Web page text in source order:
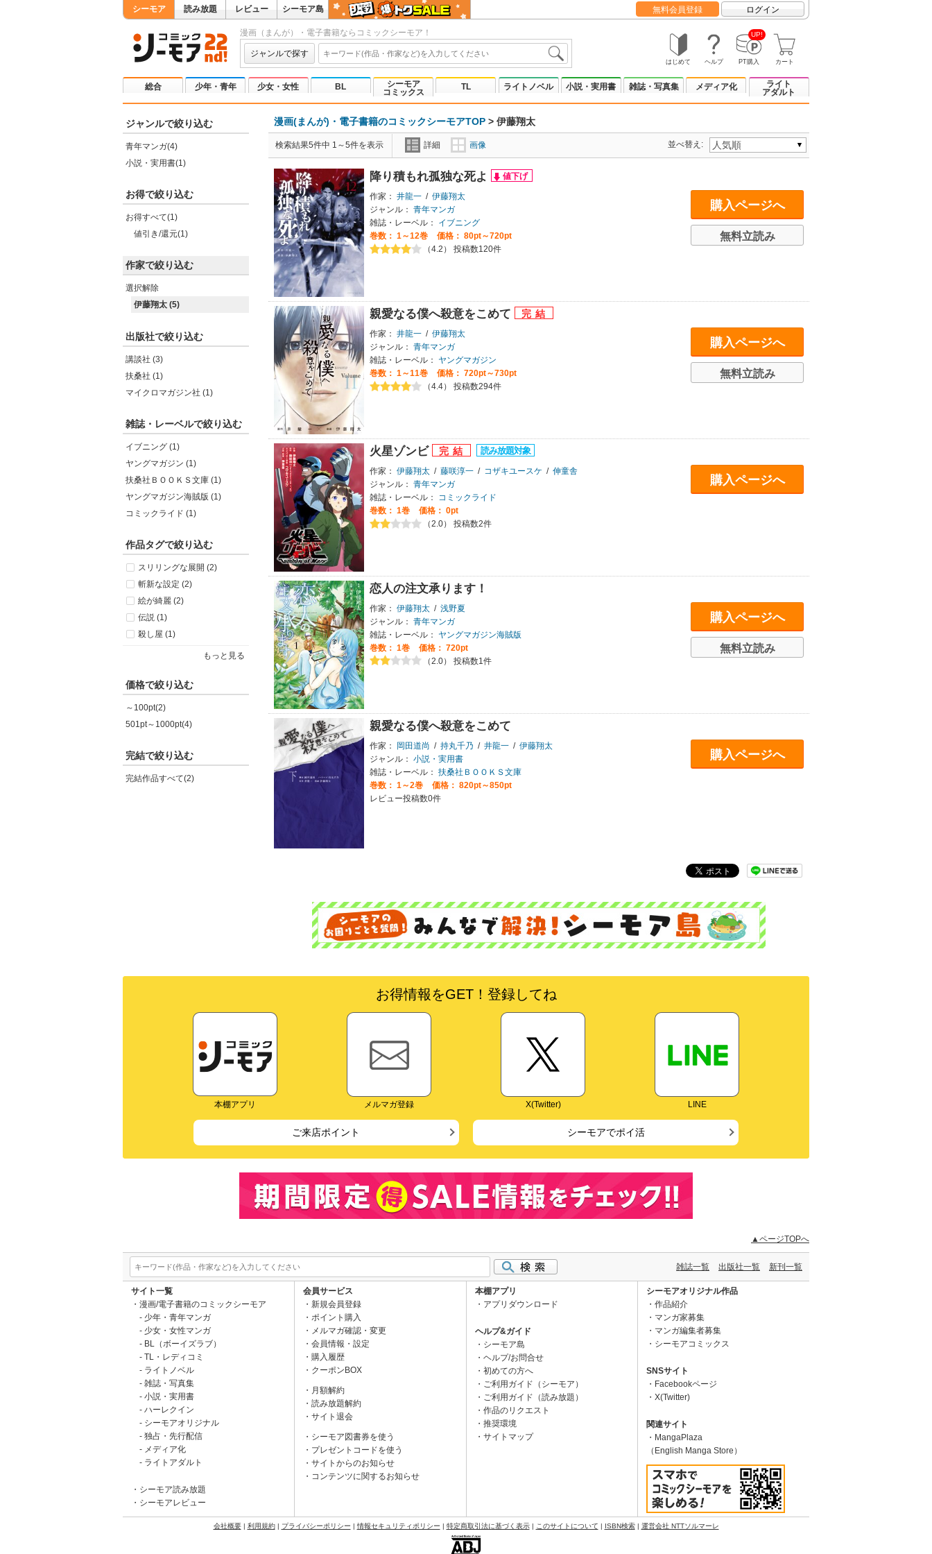
シーモア 読み放題 レビュー シーモア島 無料会員登録 ログイン
漫画（まんが）・電子書籍ならコミックシーモア！
ジャンルで探す
はじめて ヘルプ
UP!
PT購入 カート
総合 少年・青年 少女・女性 BL
シーモア
コミックス
TL ライトノベル 小説・実用書 雑誌・写真集 メディア化
ライト
アダルト
ジャンルで絞り込む
青年マンガ(4)
小説・実用書(1)
お得で絞り込む
お得すべて(1)
値引き/還元(1)
作家で絞り込む
選択解除
伊藤翔太 (5)
出版社で絞り込む
講談社 (3)
扶桑社 (1)
マイクロマガジン社 (1)
雑誌・レーベルで絞り込む
イブニング (1)
ヤングマガジン (1)
扶桑社ＢＯＯＫＳ文庫 (1)
ヤングマガジン海賊版 (1)
コミックライド (1)
作品タグで絞り込む
スリリングな展開 (2)
斬新な設定 (2)
絵が綺麗 (2)
伝説 (1)
殺し屋 (1)
もっと見る
価格で絞り込む
～100pt(2)
501pt～1000pt(4)
完結で絞り込む
完結作品すべて(2)
漫画(まんが)・電子書籍のコミックシーモアTOP > 伊藤翔太
検索結果5件中 1～5件を表示 詳細 画像 並べ替え:
降り積もれ孤独な死よ
作家： 井龍一 / 伊藤翔太
ジャンル： 青年マンガ
雑誌・レーベル：
イブニング
巻数： 1～12巻
価格： 80pt～720pt
（4.2） 投稿数120件
購入ページへ
無料立読み
親愛なる僕へ殺意をこめて
作家： 井龍一 / 伊藤翔太
ジャンル： 青年マンガ
雑誌・レーベル：
ヤングマガジン
巻数： 1～11巻
価格： 720pt～730pt
（4.4） 投稿数294件
購入ページへ
無料立読み
火星ゾンビ
作家： 伊藤翔太 / 藤咲淳一 / コザキユースケ / 伸童舎
ジャンル： 青年マンガ
雑誌・レーベル：
コミックライド
巻数： 1巻
価格： 0pt
（2.0） 投稿数2件
購入ページへ
恋人の注文承ります！
作家： 伊藤翔太 / 浅野夏
ジャンル： 青年マンガ
雑誌・レーベル：
ヤングマガジン海賊版
巻数： 1巻
価格： 720pt
（2.0） 投稿数1件
購入ページへ
無料立読み
親愛なる僕へ殺意をこめて
作家： 岡田道尚 / 持丸千乃 / 井龍一 / 伊藤翔太
ジャンル： 小説・実用書
雑誌・レーベル： 扶桑社ＢＯＯＫＳ文庫
巻数： 1～2巻
価格： 820pt～850pt
レビュー投稿数0件
購入ページへ
お得情報をGET！登録してね
本棚アプリ メルマガ登録 X(Twitter) LINE
ご来店ポイント シーモアでポイ活
▲ページTOPへ
雑誌一覧 出版社一覧 新刊一覧
サイト一覧
漫画/電子書籍のコミックシーモア
少年・青年マンガ
少女・女性マンガ
BL（ボーイズラブ）
TL・レディコミ
ライトノベル
雑誌・写真集
小説・実用書
ハーレクイン
シーモアオリジナル
独占・先行配信
メディア化
ライトアダルト
シーモア読み放題
シーモアレビュー
会員サービス
新規会員登録
ポイント購入
メルマガ確認・変更
会員情報・設定
購入履歴
クーポンBOX
月額解約
読み放題解約
サイト退会
シーモア図書券を使う
プレゼントコードを使う
サイトからのお知らせ
コンテンツに関するお知らせ
本棚アプリ
アプリダウンロード
ヘルプ&ガイド
シーモア島
ヘルプ/お問合せ
初めての方へ
ご利用ガイド（シーモア）
ご利用ガイド（読み放題）
作品のリクエスト
推奨環境
サイトマップ
シーモアオリジナル作品
作品紹介
マンガ家募集
マンガ編集者募集
シーモアコミックス
SNSサイト
Facebookページ
X(Twitter)
関連サイト
MangaPlaza
（English Manga Store）
会社概要| 利用規約| プライバシーポリシー | 情報セキュリティポリシー | 特定商取引法に基づく表示| このサイトについて | ISBN検索| 運営会社 NTTソルマーレ